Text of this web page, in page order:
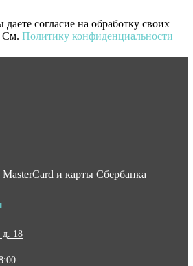
согласие на обработку своих
См. Политику конфиденциальности
д. 18